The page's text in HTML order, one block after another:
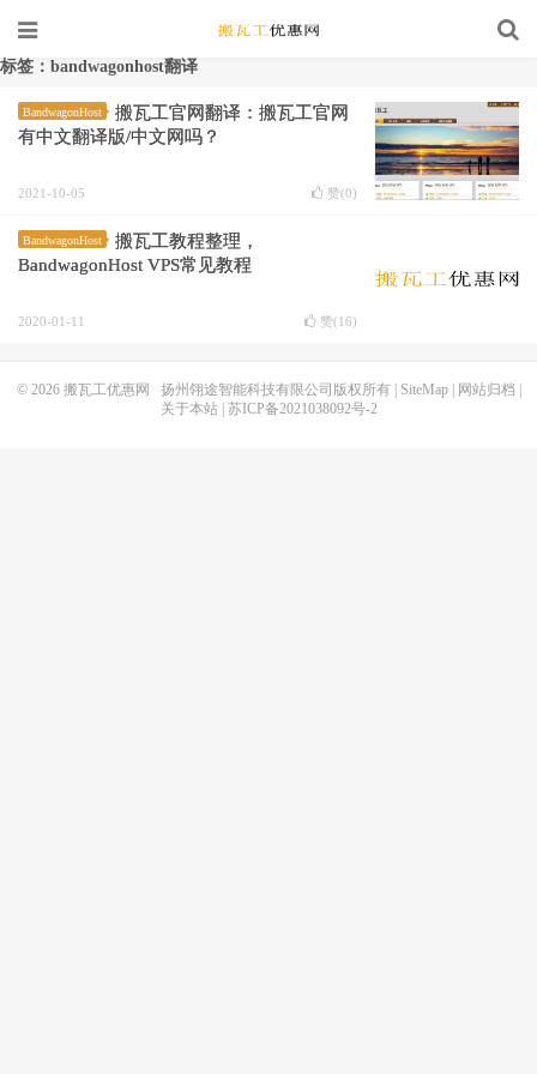
标签：bandwagonhost翻译
BandwagonHost
搬瓦工官网翻译：搬瓦工官网
有中文翻译版/中文网吗？
2021-10-05 赞(0)
BandwagonHost
搬瓦工教程整理，
BandwagonHost VPS常见教程
2020-01-11 赞(16)
© 2026 搬瓦工优惠网 扬州翎途智能科技有限公司版权所有 | SiteMap| 网站归档
关于本站| 苏ICP备2021038092号-2